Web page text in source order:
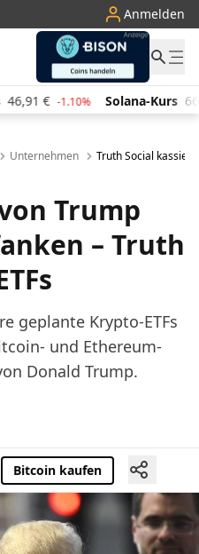
Anmelden
Kurs 66,13 € 1.90% TRON-
Unternehmen Truth Social kassiert
Trump
– Truth
geplante Krypto-ETFs
und Ethereum-
Donald Trump.
Bitcoin kaufen